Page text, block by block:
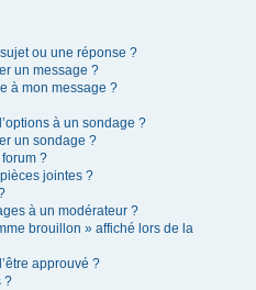
ou une réponse ?
un message ?
à mon message ?
à un sondage ?
un sondage ?
?
jointes ?
à un modérateur ?
brouillon » affiché lors de la
approuvé ?
?